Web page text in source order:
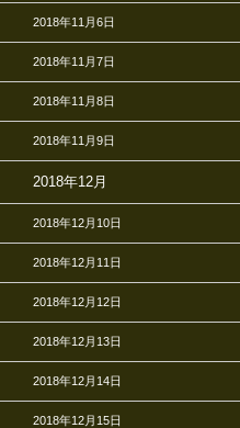
2018年11月6日
2018年11月7日
2018年11月8日
2018年11月9日
2018年12月
2018年12月10日
2018年12月11日
2018年12月12日
2018年12月13日
2018年12月14日
2018年12月15日